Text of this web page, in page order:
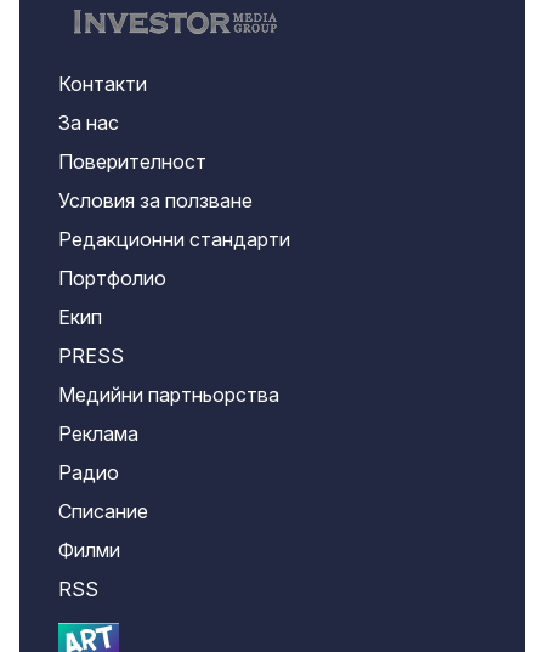
Контакти
За нас
Поверителност
Условия за ползване
Редакционни стандарти
Портфолио
Екип
PRESS
Медийни партньорства
Реклама
Радио
Списание
Филми
RSS